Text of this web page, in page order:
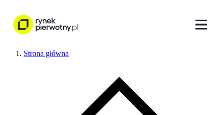
Strona główna